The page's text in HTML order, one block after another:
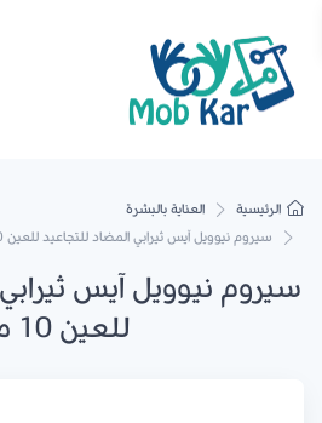
الرئيسية
العناية بالبشرة
سيروم نيوويل آيس ثيرابي المضاد للتجاعيد للعين 10 مل
سيروم نيوويل آيس
للعين 10 مل